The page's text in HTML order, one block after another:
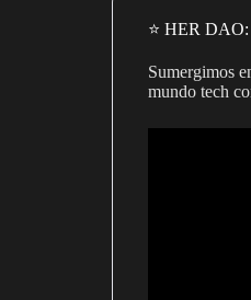
⭐️ HER
Sumergimos
mundo tech